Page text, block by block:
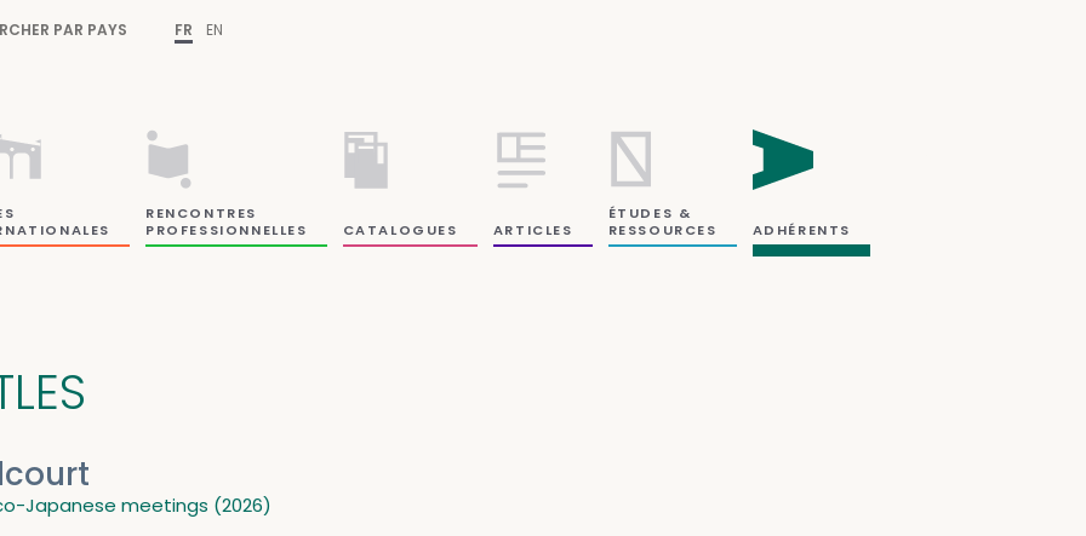
PAR PAYS FR EN
RENCONTRES
PROFESSIONNELLES
CATALOGUES ARTICLES
ÉTUDES &
RESSOURCES
ADHÉRENTS
Japanese meetings (2026)